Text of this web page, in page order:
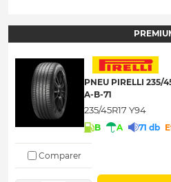
PNEU PIRELLI 235/
A-B-71
235/45R17 Y94
B A 71 db
Comparer